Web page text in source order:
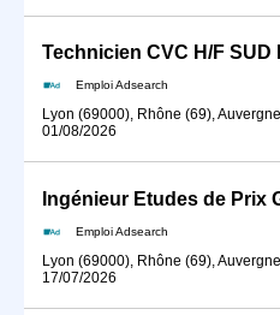
Technicien CVC H/F SUD
Emploi Adsearch
Lyon (69000), Rhône (69),
01/08/2026
Emploi Adsearch
Lyon (69000), Rhône (69),
17/07/2026